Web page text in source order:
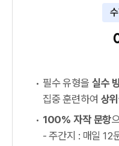
필수 유형을 실수
집중 훈련하여 상
100% 자작 문항
- 주간지 : 매일 12